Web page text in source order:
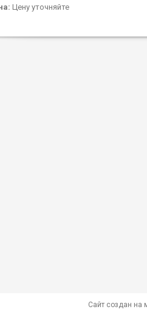
Цену уточняйте
Сайт создан на